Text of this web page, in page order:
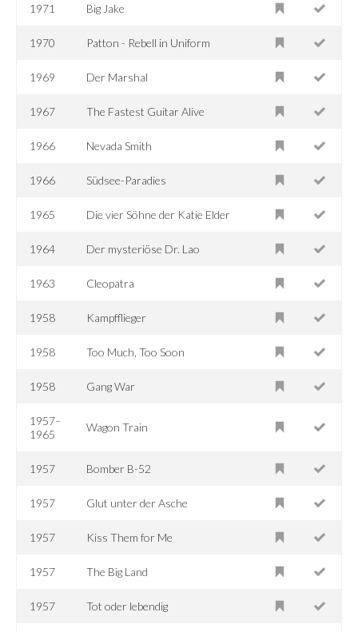
1971 Big Jake
1970 Patton - Rebell in Uniform
1969 Der Marshal
1967 The Fastest Guitar Alive
1966 Nevada Smith
1966 Südsee-Paradies
1965 Die vier Söhne der Katie Elder
1964 Der mysteriöse Dr. Lao
1963 Cleopatra
1958 Kampfflieger
1958 Too Much, Too Soon
1958 Gang War
1957–
1965
Wagon Train
1957 Bomber B-52
1957 Glut unter der Asche
1957 Kiss Them for Me
1957 The Big Land
1957 Tot oder lebendig